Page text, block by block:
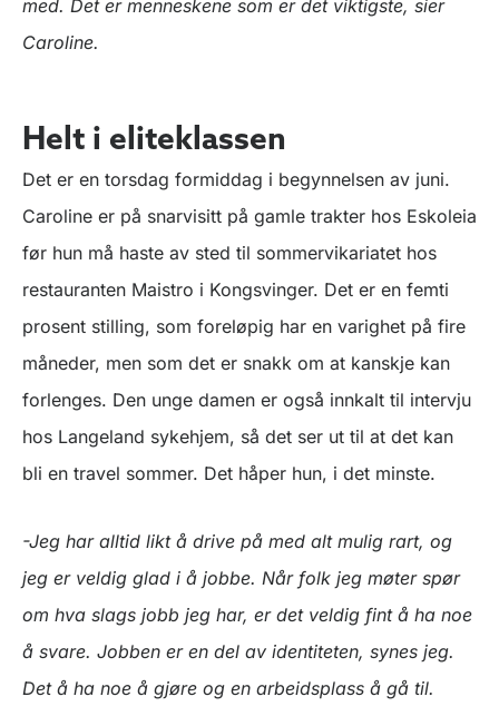
med. Det er menneskene som er det viktigste, sier
Caroline.
Helt i eliteklassen
Det er en torsdag formiddag i begynnelsen av juni.
Caroline er på snarvisitt på gamle trakter hos Eskoleia
før hun må haste av sted til sommervikariatet hos
restauranten Maistro i Kongsvinger. Det er en femti
prosent stilling, som foreløpig har en varighet på fire
måneder, men som det er snakk om at kanskje kan
forlenges. Den unge damen er også innkalt til intervju
hos Langeland sykehjem, så det ser ut til at det kan
bli en travel sommer. Det håper hun, i det minste.
-Jeg har alltid likt å drive på med alt mulig rart, og
jeg er veldig glad i å jobbe. Når folk jeg møter spør
om hva slags jobb jeg har, er det veldig fint å ha noe
å svare. Jobben er en del av identiteten, synes jeg.
Det å ha noe å gjøre og en arbeidsplass å gå til.